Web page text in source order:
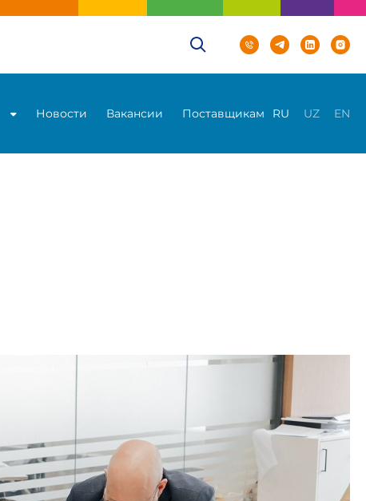
Новости Вакансии Поставщикам RU UZ EN